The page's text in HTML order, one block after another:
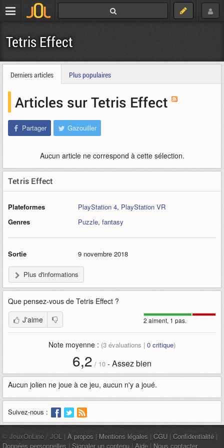
Tetris Effect
Derniers articles Plus populaires
Articles sur Tetris Effect
Partager Gazouiller
Aucun article ne correspond à cette sélection.
Tetris Effect
Plateformes PlayStation 4, PlayStation VR
Genres
Puzzle, fantasy
Sortie 9 novembre 2018
Plus d'informations
Que pensez-vous de Tetris Effect ?
2 aiment, 1 pas.
J'aime
Note moyenne : (3 évaluations | 0 critique)
6,2 / 10 - Assez bien
Aucun jolien ne joue à ce jeu, aucun n'y a joué.
Suivez-nous :
© JeuxOnLine / JOL | À propos | Mentions légales | CGU | Confidentialité |
Données personnelles | Signaler un contenu | Aide | Nous contacter